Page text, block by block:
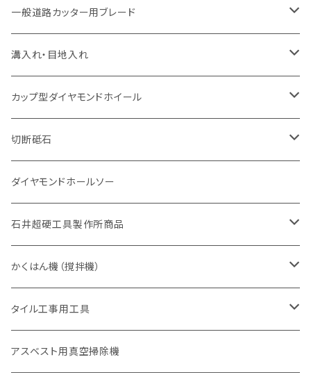
大理石
ヒューム管・U字溝切断用
アスファルト切断用
一般道路カッター用
セグメント（特殊凸凹加工チップ
セグメント
セグメント（特殊凸凹加工チップ
レンガ切断用
セグメント
セグメント（特殊凸凹加工チップ
インターロッキング切断用
セグメントタイプ
一般道路カッター用
鋳鉄管切断用
セグメントタイプ
埋設鋳鉄管工事対応タイプ
ヒューム管・U字溝切断用
セグメント
セグメント（特殊凸凹加工チップ
アスファルト切断用
一般道路カッター用
セグメント
セグメント（特殊凸凹加工チップ
ブロック切断用
セグメント
セグメント（特殊凸凹加工チップ
レンガ切断用
セグメント
セグメント（特殊凸凹加工チップ
インターロッキング切断用
セグメントタイプ
一般道路カッター用
鋳鉄管切断用
セグメントタイプ
埋設鋳鉄管工事対応タイプ
ヒューム管・U字溝切断用
セグメントタイプ
セグメント（特殊凸凹加工チップ
アスファルト切断用
一般道路カッター用
セグメントタイプ
一般道路カッター用
鉄筋コンクリート切断用
セグメントタイプ
インターロッキング切断用
セグメントタイプ
一般道路カッター用
鋳鉄管切断用
セグメントタイプ
埋設鋳鉄管工事対応タイプ
ヒューム管・U字溝切断用
セグメントタイプ
アスファルト切断用
一般道路カッター用
道路アスファルト切断用
Aロット
有効長 250mm
有効長 370mm
Ｃロット
有効長 250mm
M27
有効長 250mm
一般道路カッター用ブレード
道路（アスファルト用）
255mm（10インチ）
305mm（12インチ）
道路（コンクリート舗装面）
255mm（10インチ）
305mm（12インチ）
道路（アス・コン兼用）
305mm（12インチ）
355mm（14インチ）
溝入れ・目地入れ
V型チップ
ストレート型チップ
U型チップ
カップ型ダイヤモンドホイール
100mm（4インチ）
125mm（5インチ）
切断砥石
金属用
305mm（12インチ）
355mm（14インチ）
非金属用
305mm（12インチ）
355mm（14インチ）
ダイヤモンドホールソー
石井超硬工具製作所商品
押し切り（タイル切断機）
本体
電動切断機
本体
ブリック＆ブロック用切断機
かくはん機（撹拌機）
本体
低速回転
付属品
タイル工事用工具
手動工具
アスベスト用真空掃除機